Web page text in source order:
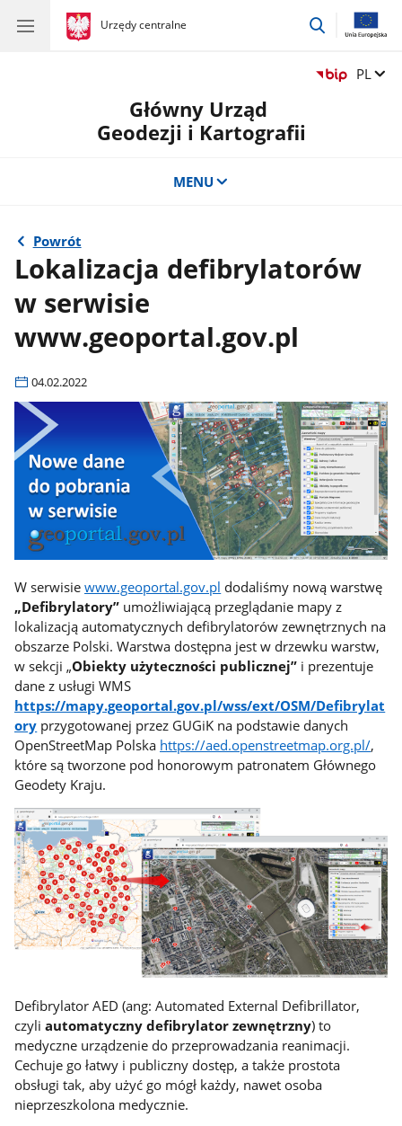
gov.pl
Urzędy centralne
gov.pl
Urzędy
przejdź
Zmień
PL
Główny Urząd
Geodezji i Kartografii
MENU
Powrót
Lokalizacja defibrylatorów
w serwisie
www.geoportal.gov.pl
04.02.2022
W serwisiewww.geoportal.gov.pl dodaliśmy nową warstwę
„Defibrylatory” umożliwiającą przeglądanie mapy z
lokalizacją automatycznych defibrylatorów zewnętrznych na
obszarze Polski. Warstwa dostępna jest w drzewku warstw,
w sekcji „Obiekty użyteczności publicznej” i prezentuje
dane z usługi WMS
https://mapy.geoportal.gov.pl/wss/ext/OSM/Defibrylat
ory przygotowanej przez GUGiK na podstawie danych
OpenStreetMap Polska https://aed.openstreetmap.org.pl/,
które są tworzone pod honorowym patronatem Głównego
Geodety Kraju.
Defibrylator AED (ang: Automated External Defibrillator,
czyliautomatyczny defibrylator zewnętrzny) to
medyczne urządzenie do przeprowadzania reanimacji.
Cechuje go łatwy i publiczny dostęp, a także prostota
obsługi tak, aby użyć go mógł każdy, nawet osoba
nieprzeszkolona medycznie.